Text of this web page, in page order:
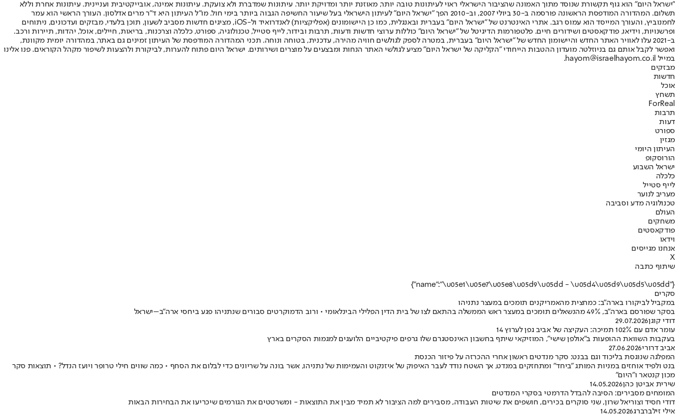
"ישראל היום" הוא גוף תקשורת שנוסד מתוך האמונה שהציבור הישראלי ראוי לעיתונות טובה יותר, מאוזנת יותר ומדויקת יותר. עיתונות שמדברת ולא צועקת. עיתונות אמינה, אובייקטיבית ועניינית. עיתונות אחרת וללא
תשלום. המהדורה המודפסת הראשונה פורסמה ב-30 ביולי 2007, וב-2010 הפך "ישראל היום" לעיתון הישראלי בעל שיעור החשיפה הגבוה ביותר בימי חול. מו"ל העיתון היא ד"ר מרים אדלסון. העורך הראשי הוא עמר
לחמנוביץ, והעורך המייסד הוא עמוס רגב. אתרי האינטרנט של "ישראל היום" בעברית ובאנגלית, כמו כן היישומונים (אפליקציות) לאנדרואיד ול-iOS, מציגים חדשות מסביב לשעון, תוכן בלעדי, מבזקים ועדכונים, ניתוחים
ופרשנויות, וידיאו, פודקאסטים ושידורים חיים. פלטפורמות הדיגיטל של "ישראל היום" כוללות ערוצי חדשות ודעות, תרבות ובידור, לייף סטייל, טכנולוגיה, ספורט, כלכלה וצרכנות, בריאות, חיילים, אוכל, יהדות, תיירות ורכב.
ב-2021 עלו לאוויר האתר החדש והיישומון החדש של "ישראל היום" בעברית, במטרה לספק לגולשים חוויה מהירה, עדכנית, בטוחה ונוחה. תכני המהדורה המודפסת של העיתון זמינים גם באתר, במהדורה יומית מקוונת,
ואפשר לקבל אותם גם בניוזלטר. מועדון ההטבות הייחודי "הקליקה של ישראל היום" מציע לגולשי האתר הנחות ומבצעים על מוצרים ושירותים. ישראל היום פתוח להערות, לביקורת ולהצעות לשיפור מקהל הקוראים. פנו אלינו
במייל hayom@israelhayom.co.il.
מבזקים
חדשות
אוכל
תשחץ
ForReal
תרבות
דעות
ספורט
מגזין
העיתון היומי
הורוסקופ
ישראל השבוע
כלכלה
לייף סטייל
מעריב לנוער
טכנולוגיה מדע וסביבה
העולם
משחקים
פודקאסטים
וידאו
אנחנו מגייסים
X
שיתוף כתבה
{"name":"\u05e1\u05e7\u05e8\u05d9\u05dd - \u05d4\u05d9\u05d5\u05dd"}
סקרים
במקביל לביקורו בארה"ב: כמחצית מהאמריקנים תומכים במעצר נתניהו
בסקר שפורסם בארה"ב, 49% מהנשאלים תומכים במעצר ראש הממשלה בהתאם לצו של בית הדין הפלילי הבינלאומי • ורוב הדמוקרטים סבורים שנתניהו פגע ביחסי ארה"ב–ישראל
דודי קוגן29.07.2026
עומר אדם עם 102% תמיכה: העקיצה של אביב גפן לערוץ 14
בעקבות השוואת ההופעות ב"אולפן שישי", המוזיקאי שיתף בחשבון האינסטגרם שלו גרפים פיקטיביים הלועגים למגמות הסקרים בארץ
אביב דרורי27.06.2026
המפלגה שנוגסת בליכוד וגם בבנט: סקר מנדטים ראשון אחרי ההכרזה על פיזור הכנסת
בנט ולפיד אוחזים במניות המותג "ביחד" ומתחזקים במנדט, אך השטח נודד לעבר האיפוק של איזנקוט והעמימות של נתניהו, אשר בונה על שריונים כדי לבלום את הסחף • כמה שווים חילי טרופר ויועז הנדל? • תוצאות סקר
מכון קנטאר ו"היום"
שירית אביטן כהן14.05.2026
המומחים מסבירים: הסיבה להבדל הדרמטי בסקרי המנדטים
דודי חסיד וצוריאל שרון, שני סוקרים בכירים, חושפים את שיטות העבודה, מסבירים למה הציבור לא תמיד מבין את התוצאות - ומשרטטים את הגורמים שיכריעו את הבחירות הבאות
אילי זילברברג14.05.2026